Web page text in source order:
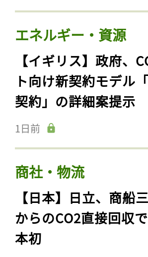
エネルギー・資源
【イギリス】政府、
ト向け新契約モデル
契約」の詳細案提示
1日前
商社・物流
【日本】日立、商船
からのCO2直接回収
本初